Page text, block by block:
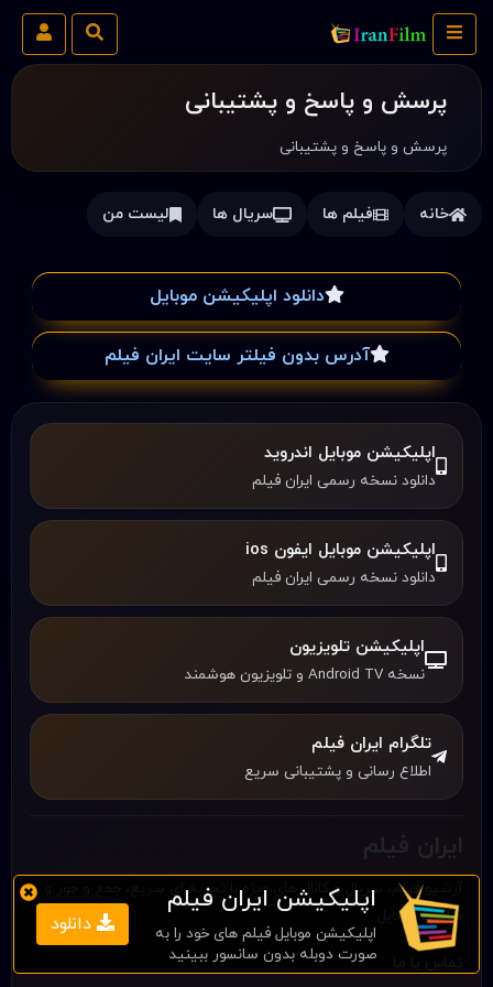
پرسش و پاسخ و پشتیبانی
پرسش و پاسخ و پشتیبانی
خانه فیلم ها سریال ها لیست من
دانلود اپلیکیشن موبایل
آدرس بدون فیلتر سایت ایران فیلم
اپلیکیشن موبایل اندروید
دانلود نسخه رسمی ایران فیلم
اپلیکیشن موبایل ایفون ios
دانلود نسخه رسمی ایران فیلم
اپلیکیشن تلویزیون
نسخه Android TV و تلویزیون هوشمند
تلگرام ایران فیلم
اطلاع رسانی و پشتیبانی سریع
ایران فیلم
آرشیو فیلم، سریال و کانال های ویژه با تجربه ای سریع، جمع و جور و
مناسب موبایل. اپلیکیشن ایران فیلم
اپلیکیشن موبایل فیلم های خود را به
صورت دوبله بدون سانسور ببینید
دانلود